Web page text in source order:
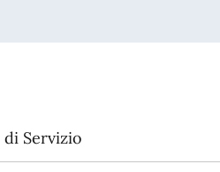
Servizio